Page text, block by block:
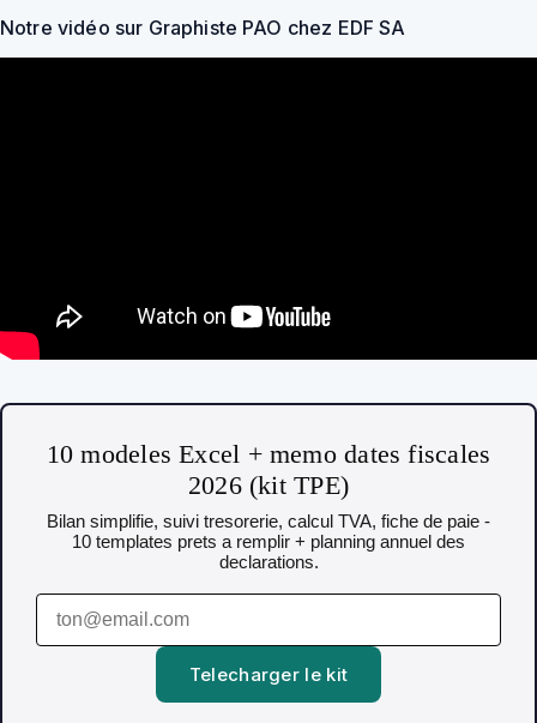
Notre vidéo sur Graphiste PAO chez EDF SA
10 modeles Excel + memo dates fiscales
2026 (kit TPE)
Bilan simplifie, suivi tresorerie, calcul TVA, fiche de paie -
10 templates prets a remplir + planning annuel des
declarations.
Telecharger le kit